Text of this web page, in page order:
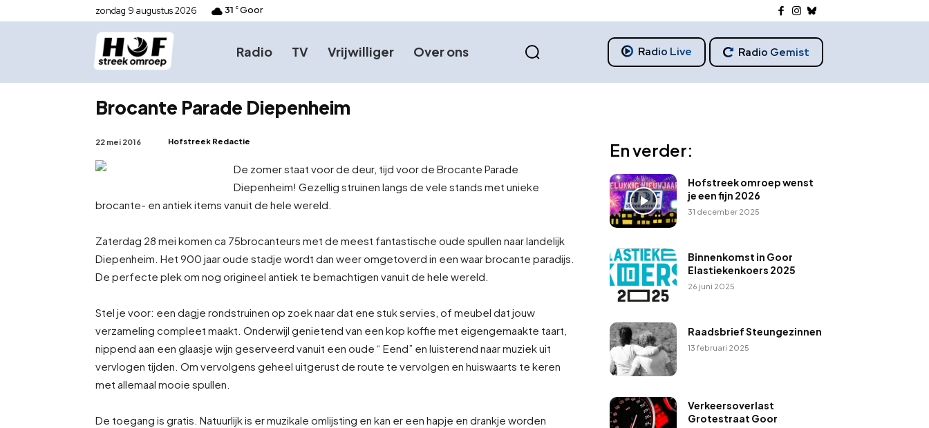
zondag 9 augustus 2026 31 C Goor
Radio TV Vrijwilliger Over ons Radio Live Radio Gemist
Brocante Parade Diepenheim
22 mei 2016 Hofstreek Redactie
De zomer staat voor de deur, tijd voor de Brocante Parade
Diepenheim! Gezellig struinen langs de vele stands met unieke
brocante- en antiek items vanuit de hele wereld.
Zaterdag 28 mei komen ca 75brocanteurs met de meest fantastische oude spullen naar landelijk
Diepenheim. Het 900 jaar oude stadje wordt dan weer omgetoverd in een waar brocante paradijs.
De perfecte plek om nog origineel antiek te bemachtigen vanuit de hele wereld.
Stel je voor: een dagje rondstruinen op zoek naar dat ene stuk servies, of meubel dat jouw
verzameling compleet maakt. Onderwijl genietend van een kop koffie met eigengemaakte taart,
nippend aan een glaasje wijn geserveerd vanuit een oude “ Eend” en luisterend naar muziek uit
vervlogen tijden. Om vervolgens geheel uitgerust de route te vervolgen en huiswaarts te keren
met allemaal mooie spullen.
De toegang is gratis. Natuurlijk is er muzikale omlijsting en kan er een hapje en drankje worden
En verder:
Hofstreek omroep wenst
je een fijn 2026
31 december 2025
Binnenkomst in Goor
Elastiekenkoers 2025
26 juni 2025
Raadsbrief Steungezinnen
13 februari 2025
Verkeersoverlast
Grotestraat Goor